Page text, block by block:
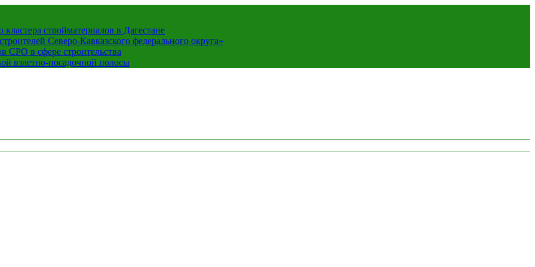
стройматериалов в Дагестане
Северо-Кавказского федерального округа»
СРО в сфере строительства
взлетно-посадочной полосы